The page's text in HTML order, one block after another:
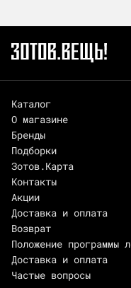
Каталог
О магазине
Бренды
Подборки
Зотов.Карта
Контакты
Акции
Доставка и оплата
Возврат
Положение программы
Доставка и оплата
Частые вопросы